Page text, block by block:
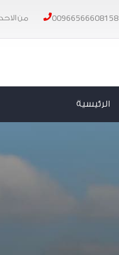
من الاحد 00966566608158
الرئيسية